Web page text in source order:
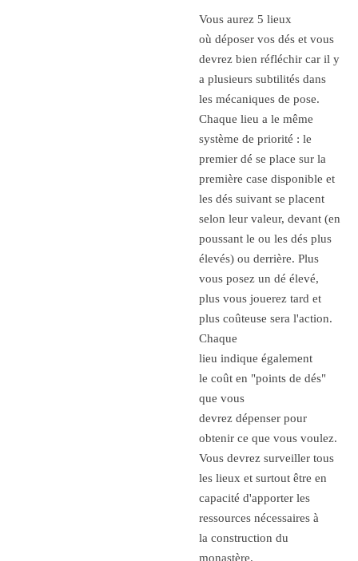
Vous aurez 5 lieux
où déposer vos dés et vous
devrez bien réfléchir car il y
a plusieurs subtilités dans
les mécaniques de pose.
Chaque lieu a le même
système de priorité : le
premier dé se place sur la
première case disponible et
les dés suivant se placent
selon leur valeur, devant (en
poussant le ou les dés plus
élevés) ou derrière. Plus
vous posez un dé élevé,
plus vous jouerez tard et
plus coûteuse sera l'action.
Chaque
lieu indique également
le coût en "points de dés"
que vous
devrez dépenser pour
obtenir ce que vous voulez.
Vous devrez surveiller tous
les lieux et surtout être en
capacité d'apporter les
ressources nécessaires à
la construction du
monastère.